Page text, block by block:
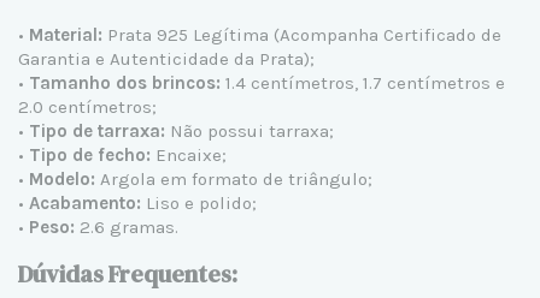
• Material: Prata 925 Legítima (Acompanha Certificado de
Garantia e Autenticidade da Prata);
• Tamanho dos brincos: 1.4 centímetros, 1.7 centímetros e
2.0 centímetros;
• Tipo de tarraxa: Não possui tarraxa;
• Tipo de fecho: Encaixe;
• Modelo: Argola em formato de triângulo;
• Acabamento: Liso e polido;
• Peso: 2.6 gramas.
Dúvidas Frequentes: